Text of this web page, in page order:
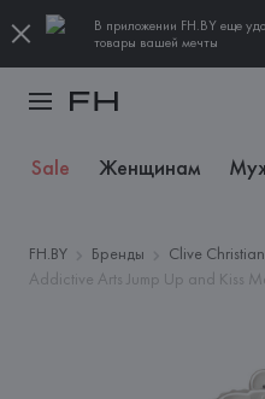
В приложении FH.BY еще
товары вашей мечты
Sale Женщинам
FH.BY Бренды Clive Christian
Addictive Arts Jump Up and Kiss